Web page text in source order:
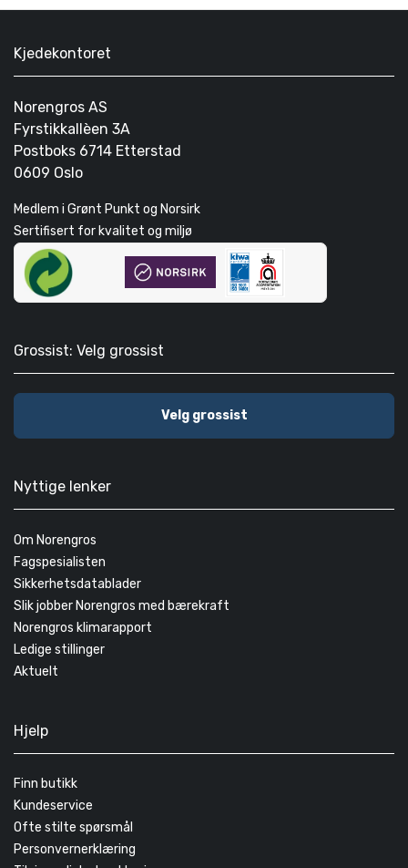
Kjedekontoret
Norengros AS
Fyrstikkallèen 3A
Postboks 6714 Etterstad
0609 Oslo
Medlem i Grønt Punkt og Norsirk
Sertifisert for kvalitet og miljø
Grossist: Velg grossist
Velg grossist
Nyttige lenker
Om Norengros
Fagspesialisten
Sikkerhetsdatablader
Slik jobber Norengros med bærekraft
Norengros klimarapport
Ledige stillinger
Aktuelt
Hjelp
Finn butikk
Kundeservice
Ofte stilte spørsmål
Personvernerklæring